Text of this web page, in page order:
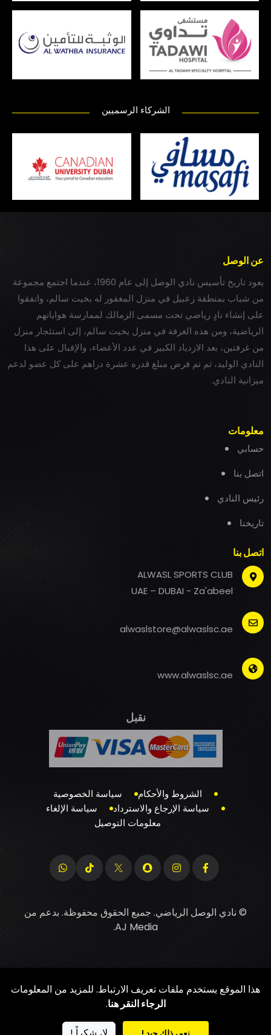
الشركاء الرسميين
عن الوصل
يعود تاريخ تأسيس نادي الوصل إلى عام 1960، عندما اجتمع مجموعة
من شباب بمنطقة زعبيل في منزل المغفور له بخيت سالم، واتفقوا
على إنشاء نادٍ رياضي تحت مسمى الزمالك لممارسة هواياتهم
الرياضية، ومن هذه الغرفة في منزل بخيت سالم، إلى استئجار منزل
من غرفتين، بعد الازدياد الكبير في عدد الأعضاء، والإقبال على هذا
النادي الوليد، ثم تم فرض مبلغ قدره عشرة دراهم على كل عضو لدعم
ميزانية النادي.
معلومات
حسابي
اتصل بنا
رئيس النادي
تاريخنا
اتصل بنا
ALWASL SPORTS CLUB
UAE – DUBAI - Za'abeel
alwaslstore@alwaslsc.ae
www.alwaslsc.ae
نقبل
الشروط والأحكام
سياسة الخصوصية
سياسة الإرجاع والاسترداد
سياسة الإلغاء
معلومات التوصيل
© نادي الوصل الرياضي. جميع الحقوق محفوظة. بدعم من
AJ Media
.
هذا الموقع يستخدم ملفات تعريف الارتباط. للمزيد من المعلومات
الرجاء النقر هنا.